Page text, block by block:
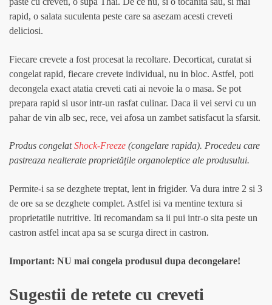
rapid, o salata suculenta peste care sa asezam acesti creveti
deliciosi.
Fiecare crevete a fost procesat la recoltare. Decorticat, curatat si
congelat rapid, fiecare crevete individual, nu in bloc. Astfel, poti
decongela exact atatia creveti cati ai nevoie la o masa. Se pot
prepara rapid si usor intr-un rasfat culinar. Daca ii vei servi cu un
pahar de vin alb sec, rece, vei afosa un zambet satisfacut la sfarsit.
Produs congelatShock-Freeze (congelare rapida). Procedeu care
pastreaza nealterate proprietățile organoleptice ale produsului.
Permite-i sa se dezghete treptat, lent in frigider. Va dura intre 2 si 3
de ore sa se dezghete complet. Astfel isi va mentine textura si
proprietatile nutritive. Iti recomandam sa ii pui intr-o sita peste un
castron astfel incat apa sa se scurga direct in castron.
Important: NU mai congela produsul dupa decongelare!
Sugestii de retete cu creveti